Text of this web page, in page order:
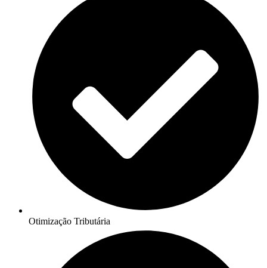
Otimização Tributária